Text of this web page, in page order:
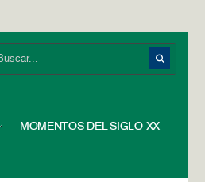
MOMENTOS DEL SIGLO XX